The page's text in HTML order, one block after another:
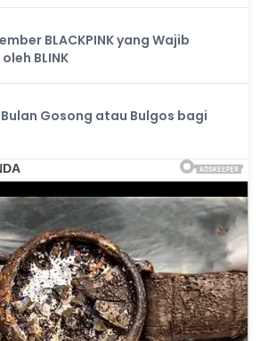
BLACKPINK yang Wajib
BLINK
Gosong atau Bulgos bagi